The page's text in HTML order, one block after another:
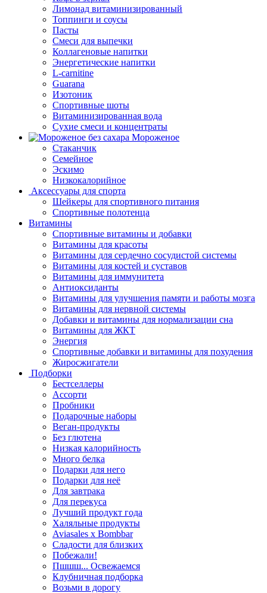
Лимонад витаминизированный
Топпинги и соусы
Пасты
Смеси для выпечки
Коллагеновые напитки
Энергетические напитки
L-carnitine
Guarana
Изотоник
Спортивные шоты
Витаминизированная вода
Сухие смеси и концентраты
Мороженое
Стаканчик
Семейное
Эскимо
Низкокалорийное
Аксессуары для спорта
Шейкеры для спортивного питания
Спортивные полотенца
Витамины
Спортивные витамины и добавки
Витамины для красоты
Витамины для сердечно сосудистой системы
Витамины для костей и суставов
Витамины для иммунитета
Антиоксиданты
Витамины для улучшения памяти и работы мозга
Витамины для нервной системы
Добавки и витамины для нормализации сна
Витамины для ЖКТ
Энергия
Спортивные добавки и витамины для похудения
Жиросжигатели
Подборки
Бестселлеры
Ассорти
Пробники
Подарочные наборы
Веган-продукты
Без глютена
Низкая калорийность
Много белка
Подарки для него
Подарки для неё
Для завтрака
Для перекуса
Лучший продукт года
Халяльные продукты
Aviasales x Bombbar
Сладости для близких
Побежали!
Пшшш... Освежаемся
Клубничная подборка
Возьми в дорогу